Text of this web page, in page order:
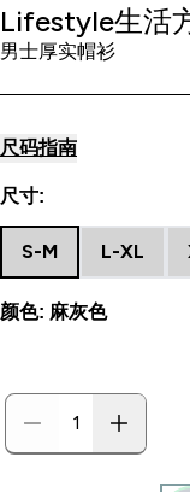
Lifestyle生活
男士厚实帽衫
尺码指南
尺寸:
S-M L-XL
颜色: 麻灰色